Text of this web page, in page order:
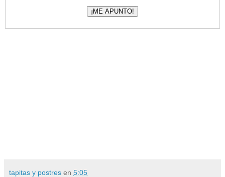
tapitas y postres en 5:05